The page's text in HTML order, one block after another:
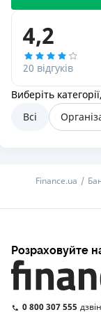
4,2
20 відгуків
Виберіть
Всі
Finance.ua
Розраховуйте
0 800 307 555